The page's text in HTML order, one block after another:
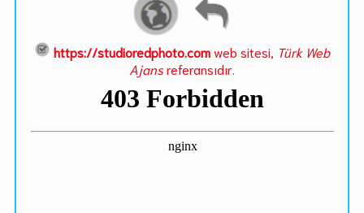
https://studioredphoto.comweb sitesi, Türk Web
Ajansreferansıdır.